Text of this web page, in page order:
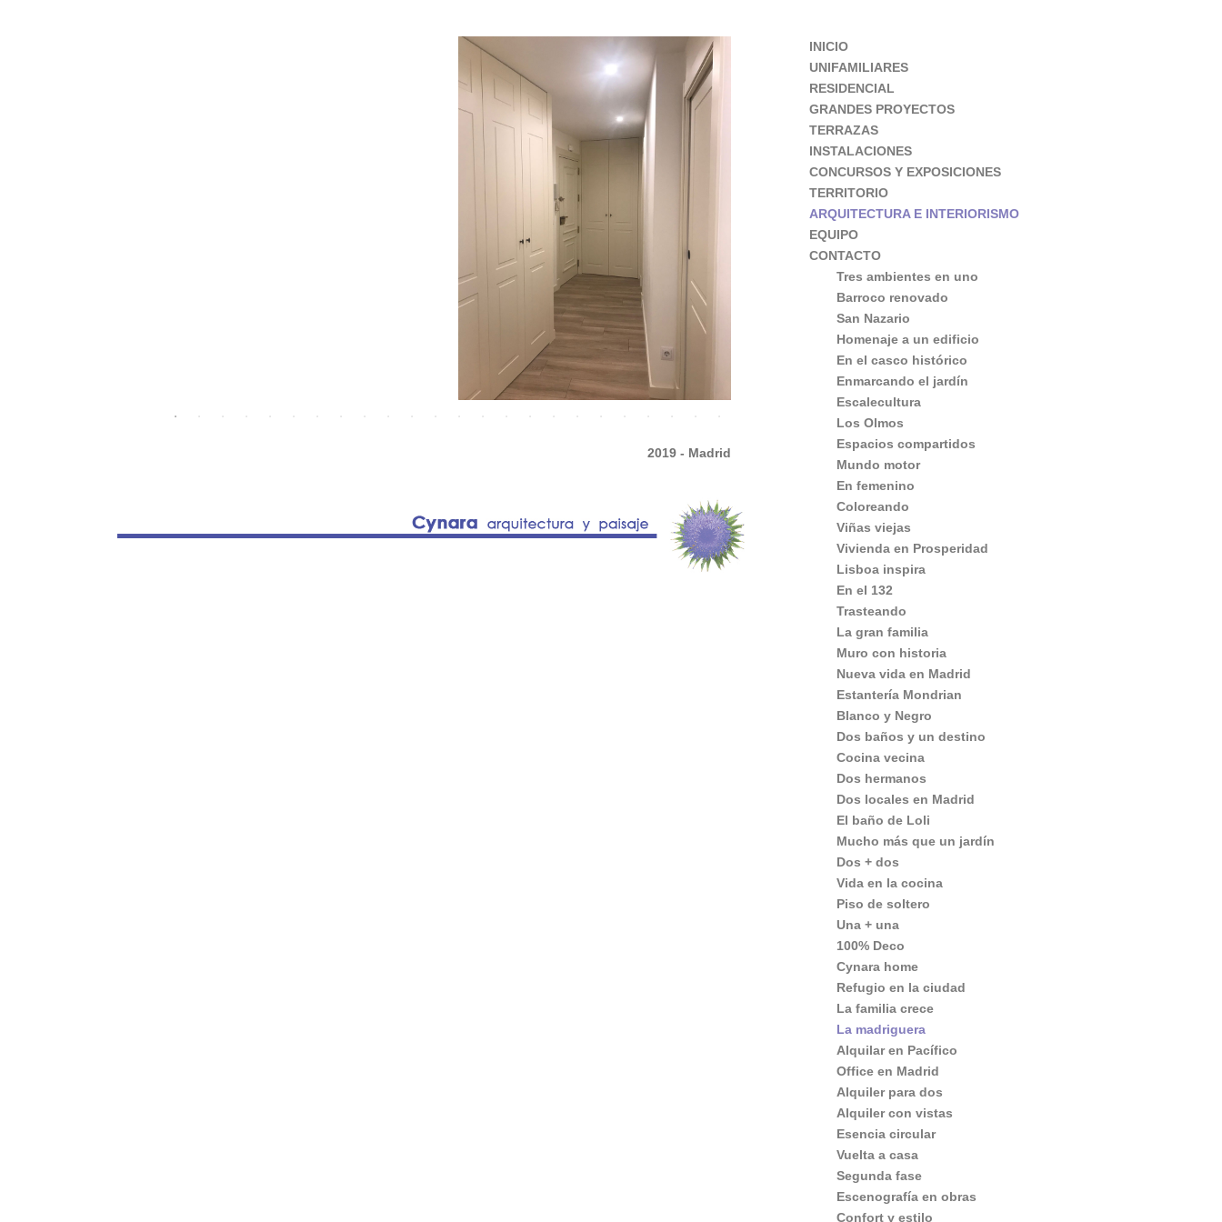
2019 - Madrid
INICIO
UNIFAMILIARES
RESIDENCIAL
GRANDES PROYECTOS
TERRAZAS
INSTALACIONES
CONCURSOS Y EXPOSICIONES
TERRITORIO
ARQUITECTURA E INTERIORISMO
EQUIPO
CONTACTO
Tres ambientes en uno
Barroco renovado
San Nazario
Homenaje a un edificio
En el casco histórico
Enmarcando el jardín
Escalecultura
Los Olmos
Espacios compartidos
Mundo motor
En femenino
Coloreando
Viñas viejas
Vivienda en Prosperidad
Lisboa inspira
En el 132
Trasteando
La gran familia
Muro con historia
Nueva vida en Madrid
Estantería Mondrian
Blanco y Negro
Dos baños y un destino
Cocina vecina
Dos hermanos
Dos locales en Madrid
El baño de Loli
Mucho más que un jardín
Dos + dos
Vida en la cocina
Piso de soltero
Una + una
100% Deco
Cynara home
Refugio en la ciudad
La familia crece
La madriguera
Alquilar en Pacífico
Office en Madrid
Alquiler para dos
Alquiler con vistas
Esencia circular
Vuelta a casa
Segunda fase
Escenografía en obras
Confort y estilo